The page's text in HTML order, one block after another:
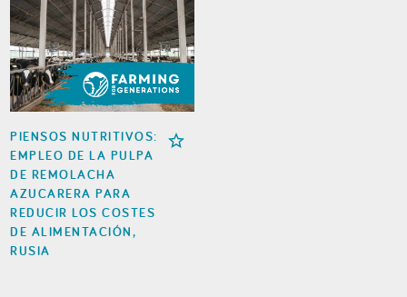
PIENSOS NUTRITIVOS:
EMPLEO DE LA PULPA
DE REMOLACHA
AZUCARERA PARA
REDUCIR LOS COSTES
DE ALIMENTACIÓN,
RUSIA